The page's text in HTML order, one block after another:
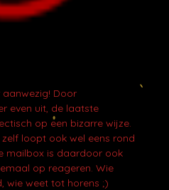
aanwezig! Door
even uit, de laatste
op een bizarre wijze.
loopt ook wel eens rond
mailbox is daardoor ook
op reageren. Wie
wie weet tot horens ;)